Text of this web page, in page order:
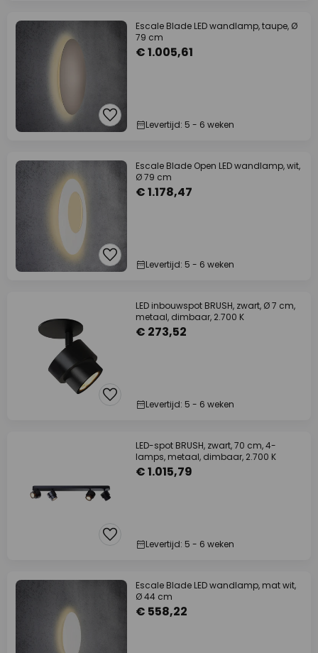
Escale Blade LED wandlamp, taupe, Ø
79 cm
€ 1.005,61
Levertijd: 5 - 6 weken
Escale Blade Open LED wandlamp, wit,
Ø 79 cm
€ 1.178,47
Levertijd: 5 - 6 weken
LED inbouwspot BRUSH, zwart, Ø 7 cm,
metaal, dimbaar, 2.700 K
€ 273,52
Levertijd: 5 - 6 weken
LED-spot BRUSH, zwart, 70 cm, 4-
lamps, metaal, dimbaar, 2.700 K
€ 1.015,79
Levertijd: 5 - 6 weken
Escale Blade LED wandlamp, mat wit,
Ø 44 cm
€ 558,22